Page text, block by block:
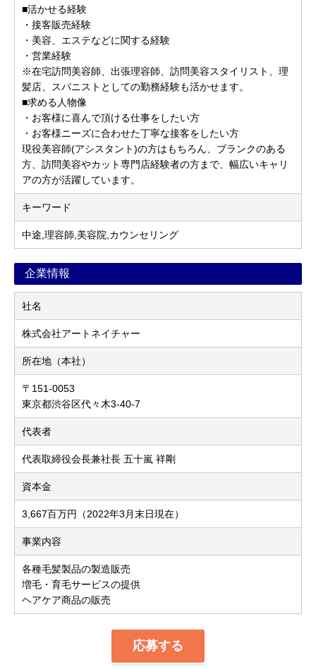
■活かせる経験
・接客販売経験
・美容、エステなどに関する経験
・営業経験
※在宅訪問美容師、出張理容師、訪問美容スタイリスト、理
髪店、スパニストとしての勤務経験も活かせます。
■求める人物像
・お客様に喜んで頂ける仕事をしたい方
・お客様ニーズに合わせた丁寧な接客をしたい方
現役美容師(アシスタント)の方はもちろん、ブランクのある
方、訪問美容やカット専門店経験者の方まで、幅広いキャリ
アの方が活躍しています。
キーワード
中途,理容師,美容院,カウンセリング
企業情報
社名
株式会社アートネイチャー
所在地（本社）
〒151-0053
東京都渋谷区代々木3-40-7
代表者
代表取締役会長兼社長 五十嵐 祥剛
資本金
3,667百万円（2022年3月末日現在）
事業内容
各種毛髪製品の製造販売
増毛・育毛サービスの提供
ヘアケア商品の販売
応募する